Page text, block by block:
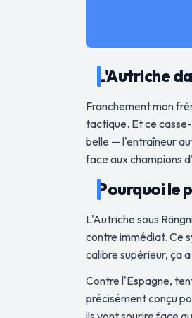
L'Autriche
Franchement mon
tactique. Et ce
belle — l'entraîneur
face aux champions
Pourquoi le
L'Autriche sous
contre immédiat. Ce
calibre supérieur, ça
Contre l'Espagne,
précisément conçu